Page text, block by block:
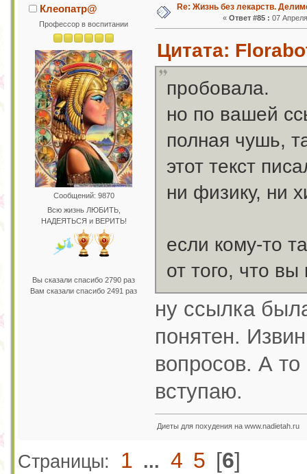
Клеопатр@
Профессор в воспитании
Сообщений: 9870
Всю жизнь ЛЮБИТЬ,
НАДЕЯТЬСЯ и ВЕРИТЬ!
Вы сказали спасибо 2790 раз
Вам сказали спасибо 2491 раз
Re: Жизнь без лекарств.
«Ответ #85 : 07
Цитата:
пробовала.
но по вашей
полная чушь,
этот текст
ни физику, ни
если кому-то
от того, что вы
ну ссылка
понятен.
вопросов. А
вступаю.
Диеты для похудения на www.nadietah.ru
Страницы: 1 ... 4 5 [6]